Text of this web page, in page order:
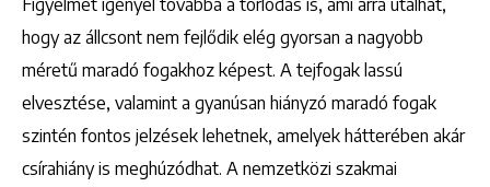
hogy az állcsont nem fejlődik elég gyorsan a nagyobb
méretű maradó fogakhoz képest. A tejfogak lassú
elvesztése, valamint a gyanúsan hiányzó maradó fogak
szintén fontos jelzések lehetnek, amelyek hátterében akár
csírahiány is meghúzódhat. A nemzetközi szakmai